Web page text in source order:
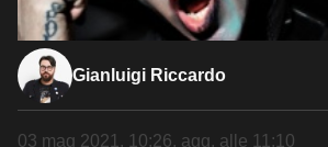
Gianluigi Riccardo
03 mag 2021, 10:26, agg. alle 11:10